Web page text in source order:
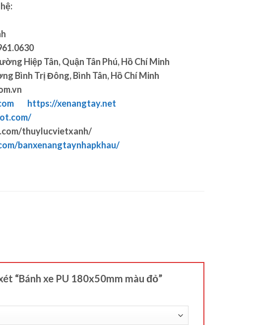
Hiệp Tân, Quận Tân Phú, Hồ Chí Minh
Bình Trị Đông, Bình Tân, Hồ Chí Minh
https://xenangtay.net
thuylucvietxanh/
banxenangtaynhapkhau/
“Bánh xe PU 180x50mm màu đỏ”